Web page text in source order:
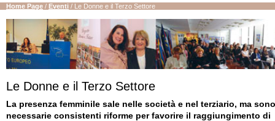
Home Page / Eventi / Le Donne e il Terzo Settore
Le Donne e il Terzo Settore
La presenza femminile sale nelle società e nel terziario, ma sono
necessarie consistenti riforme per favorire il raggiungimento di